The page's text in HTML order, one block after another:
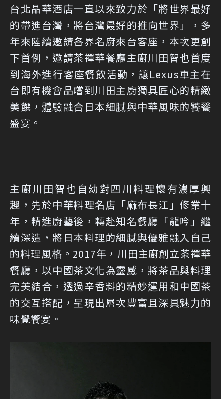
台北晶華酒店一直以來致力於「將世界最好
的帶進台灣，將台灣最好的推向世界」，多
年來陸續邀請各界名廚來台客座，本次更創
下首例，邀請茶禪華餐廳主廚川田智也首度
到海外進行客座餐飲活動，讓Lexus車主在
台即有機會品嚐到川田主廚獨具匠心的精緻
美饌，體驗融合日本細膩與中華風味的饕餮
盛宴。
主廚川田智也自幼對四川料理懷有濃厚興
趣，先於中華料理名店「麻布長江」修業十
年，精進廚藝後，轉赴知名餐廳「龍吟」繼
續深造，將日本料理的細膩與優雅融入自己
的料理風格。2017年，川田主廚創立茶禪華
餐廳，以中國茶文化為靈感，將茶品與料理
完美結合，透過辛香料的精妙運用和中國茶
的交互搭配，呈現出層次豐富且深具魅力的
味覺饗宴。